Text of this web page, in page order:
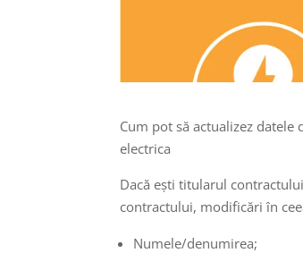
Cum pot să actualizez
electrica
Dacă ești titularul
contractului, modificări în
Numele/denumirea;